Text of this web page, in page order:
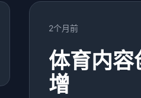
2个月前
体育内容
增